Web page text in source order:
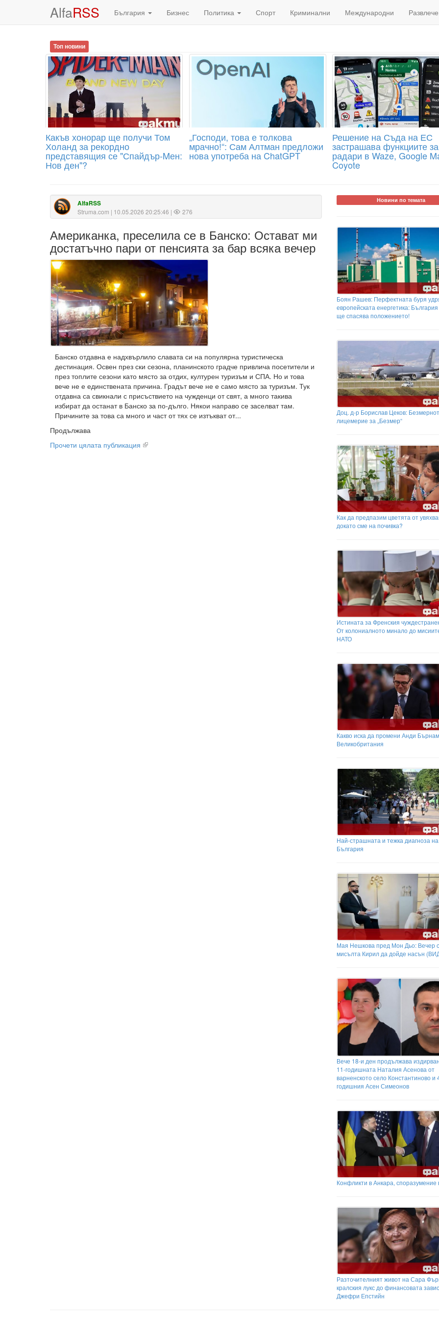
AlfaRSS България Бизнес Политика Спорт Криминални Международни
Топ новини
Какъв хонорар ще получи Том
Холанд за рекордно
представящия се "Спайдър-Mен:
Нов ден"?
„Господи, това е толкова
мрачно!“: Сам Алтман предложи
нова употреба на ChatGPT
Решение на Съда на ЕС
застрашава функциите за
радари в Waze, Google
Coyote
AlfaRSS
Struma.com | 10.05.2026 20:25:46 | 276
Американка, преселила се в Банско: Остават ми
достатъчно пари от пенсията за бар всяка вечер
Банско отдавна е надхвърлило славата си на популярна туристическа
дестинация. Освен през ски сезона, планинското градче привлича посетители и
през топлите сезони като място за отдих, културен туризъм и СПА. Но и това
вече не е единствената причина. Градът вече не е само място за туризъм. Тук
отдавна са свикнали с присъствието на чужденци от свят, а много такива
избират да останат в Банско за по-дълго. Някои направо се заселват там.
Причините за това са много и част от тях се изтъкват от...
Продължава
Прочети цялата публикация
Новини по темата
Боян Рашев: Перфектната буря
европейската енергетика:
ще спасява положението!
Доц. д-р Борислав Цеков:
лицемерие за „Безмер“
Как да предпазим цветята от
докато сме на почивка?
Истината за Френския
От колониалното минало до
НАТО
Какво иска да промени Анди
Великобритания
Най-страшната и тежка диагноза на
България
Мая Нешкова пред Мон Дьо: Вечер
мисълта Кирил да дойде насън
Вече 18-и ден продължава
11-годишната Наталия Асенова от
варненското село Константиново и
годишния Асен Симеонов
Конфликти в Анкара,
Разточителният живот на Сара
кралския лукс до финансовата
Джефри Епстийн